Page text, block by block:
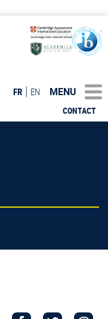
CONTACT
FR EN MENU